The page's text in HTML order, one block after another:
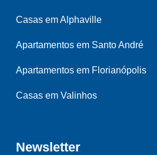
Casas em Alphaville
Apartamentos em Santo André
Apartamentos em Florianópolis
Casas em Valinhos
Newsletter